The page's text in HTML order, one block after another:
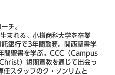
チ。
まれる。小樽商科大学を卒業
銀行で3年間勤務。関西聖書学
間聖書を学ぶ。CCC（Campus
）短期宣教を通じて出会っ
任スタッフのク・ソンリムと